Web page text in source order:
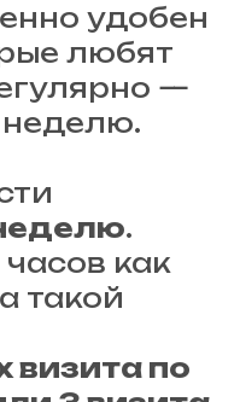
удобен
любят
—
неделю.
.
как
такой
визита по